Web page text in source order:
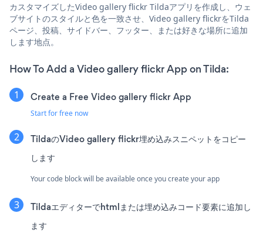
カスタマイズしたVideo gallery flickr Tildaアプリを作成し、ウェ
ブサイトのスタイルと色を一致させ、Video gallery flickrをTilda
ページ、投稿、サイドバー、フッター、または好きな場所に追加
します地点。
How To Add a Video gallery flickr App on Tilda:
Create a Free Video gallery flickr App
Start for free now
TildaのVideo gallery flickr埋め込みスニペットをコピー
します
Your code block will be available once you create your app
Tildaエディターでhtmlまたは埋め込みコード要素に追加し
ます